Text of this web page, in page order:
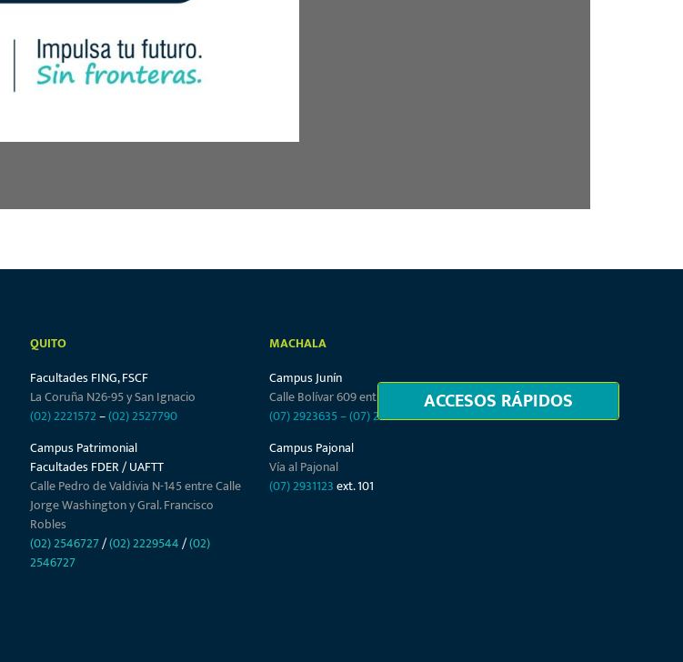
ACCESOS RÁPIDOS
QUITO
Facultades FING, FSCF
La Coruña N26-95 y San Ignacio
(02) 2221572–(02) 2527790
Campus Patrimonial
Facultades FDER / UAFTT
Calle Pedro de Valdivia N-145 entre Calle
Jorge Washington y Gral. Francisco
Robles
(02) 2546727/(02) 2229544/(02)
2546727
MACHALA
Campus Junín
Calle Bolívar 609 entre Junín y Tarqui
(07) 2923635–(07) 2932864
Campus Pajonal
Vía al Pajonal
(07) 2931123ext. 101